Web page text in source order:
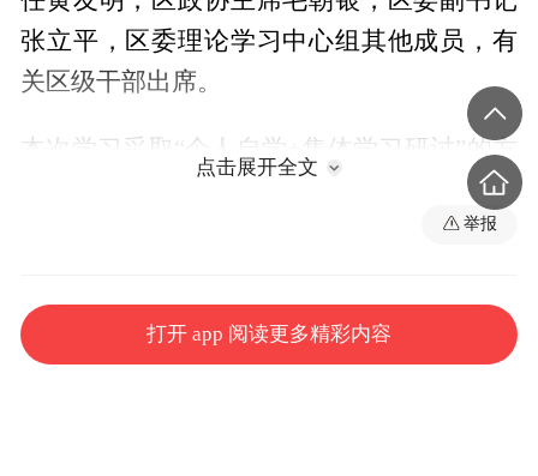
张立平，区委理论学习中心组其他成员，有
关区级干部出席。
本次学习采取“个人自学+集体学习研讨”的方
式进行。会前，大家围绕习近平总书记在庆
祝中国共产党成立105周年大会上的重要讲
和《习近平关于树立和践行正确政绩观论述
摘编》、习近平总书记关于树立和践行正确
点击展开全文
举报
打开 app 阅读更多精彩内容